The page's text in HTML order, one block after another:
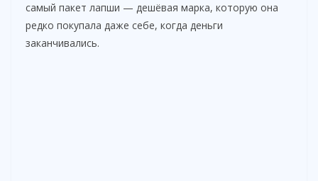
самый пакет лапши — дешёвая марка, которую она
редко покупала даже себе, когда деньги
заканчивались.